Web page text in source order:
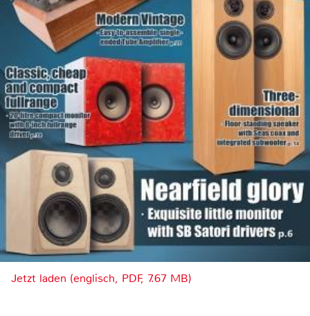
Jetzt laden (englisch, PDF, 7.67 MB)